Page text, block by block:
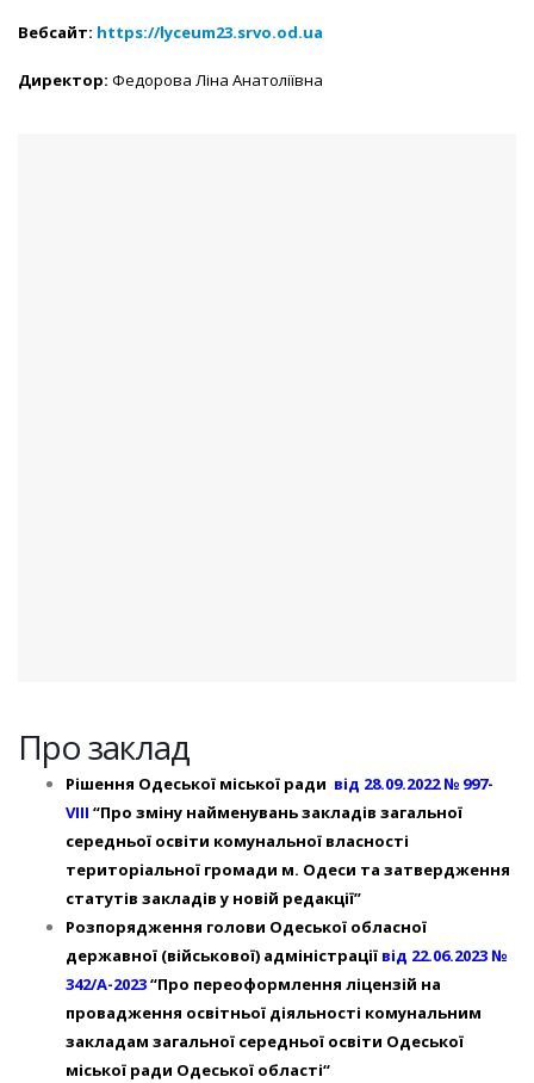
Вебсайт: https://lyceum23.srvo.od.ua
Директор: Федорова Ліна Анатоліївна
Про заклад
Рішення Одеської міської ради від 28.09.2022№ 997-
VIІI “Про зміну найменувань закладів загальної
середньої освіти комунальної власності
територіальної громади м. Одеси та затвердження
статутів закладів у новій редакції”
Розпорядження голови Одеської обласної
державної (військової) адміністрації від 22.06.2023 №
342/А-2023“Про переоформлення ліцензій на
провадження освітньої діяльності комунальним
закладам загальної середньої освіти Одеської
міської ради Одеської області“